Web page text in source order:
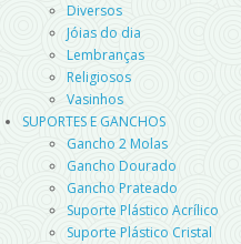
Diversos
Jóias do dia
Lembranças
Religiosos
Vasinhos
SUPORTES E GANCHOS
Gancho 2 Molas
Gancho Dourado
Gancho Prateado
Suporte Plástico Acrílico
Suporte Plástico Cristal